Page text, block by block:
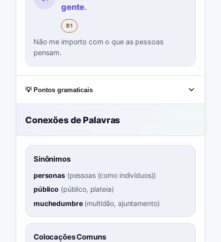
gente.
B1
Não me importo com o que as pessoas
pensam.
💡 Pontos gramaticais
Conexões de Palavras
Sinônimos
personas(pessoas (como indivíduos))
público (público, plateia)
muchedumbre(multidão, ajuntamento)
Colocações Comuns